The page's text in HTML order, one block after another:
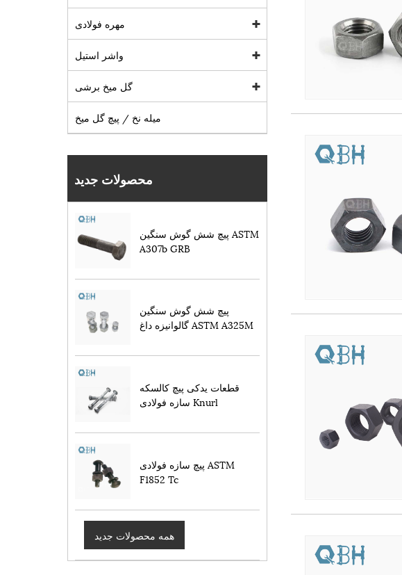
مهره فولادی
واشر استیل
گل میخ برشی
میله نخ / پیچ گل میخ
محصولات جدید
پیچ شش گوش سنگین ASTM
A307b GRB
پیچ شش گوش سنگین
گالوانیزه داغ ASTM A325M
قطعات یدکی پیچ کالسکه
سازه فولادی Knurl
پیچ سازه فولادی ASTM
F1852 Tc
همه محصولات جدید